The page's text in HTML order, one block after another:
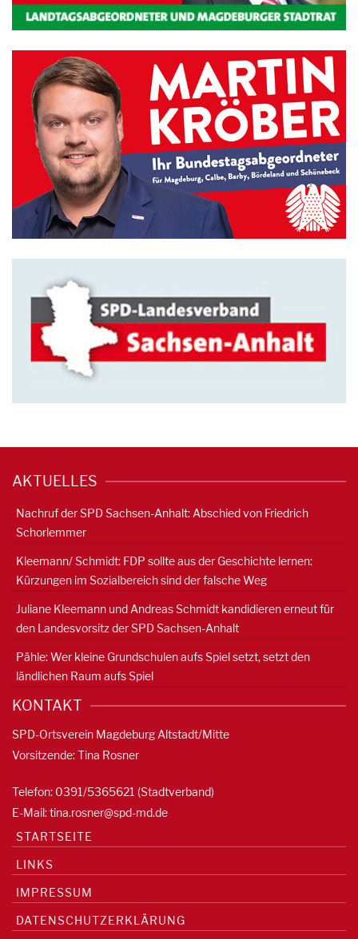
AKTUELLES
Nachruf der SPD Sachsen-Anhalt: Abschied von Friedrich
Schorlemmer
Kleemann/ Schmidt: FDP sollte aus der Geschichte lernen:
Kürzungen im Sozialbereich sind der falsche Weg
Juliane Kleemann und Andreas Schmidt kandidieren erneut für
den Landesvorsitz der SPD Sachsen-Anhalt
Pähle: Wer kleine Grundschulen aufs Spiel setzt, setzt den
ländlichen Raum aufs Spiel
KONTAKT
SPD-Ortsverein Magdeburg Altstadt/Mitte
Vorsitzende: Tina Rosner
Telefon: 0391/5365621 (Stadtverband)
E-Mail:tina.rosner@spd-md.de
STARTSEITE
LINKS
IMPRESSUM
DATENSCHUTZERKLÄRUNG